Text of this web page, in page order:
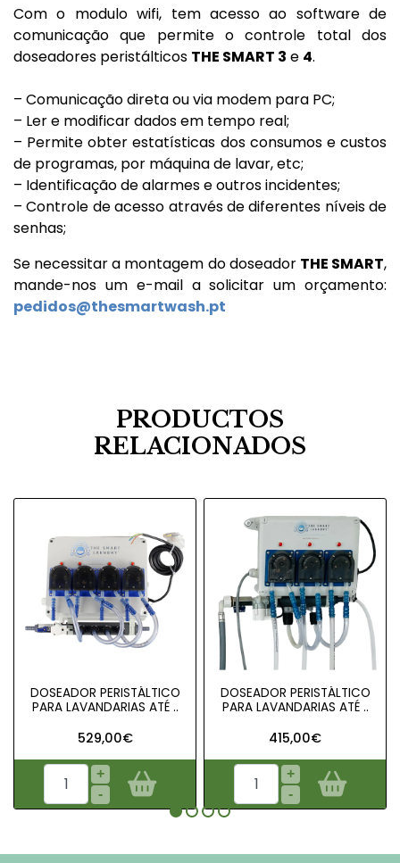
Com o modulo wifi, tem acesso ao software de
comunicação que permite o controle total dos
doseadores peristálticos THE SMART 3 e 4.
– Comunicação direta ou via modem para PC;
– Ler e modificar dados em tempo real;
– Permite obter estatísticas dos consumos e custos
de programas, por máquina de lavar, etc;
– Identificação de alarmes e outros incidentes;
– Controle de acesso através de diferentes níveis de
senhas;
Se necessitar a montagem do doseador THE SMART,
mande-nos um e-mail a solicitar um orçamento:
pedidos@thesmartwash.pt
PRODUCTOS
RELACIONADOS
DOSEADOR PERISTÁLTICO
PARA LAVANDARIAS ATÉ ..
529,00€
+
-
DOSEADOR PERISTÁLTICO
PARA LAVANDARIAS ATÉ ..
415,00€
+
-